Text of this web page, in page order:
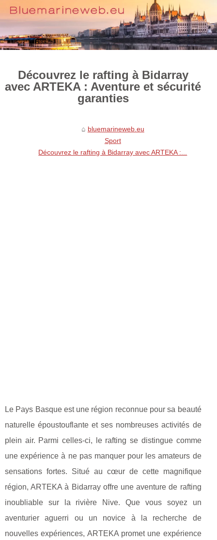
Découvrez le rafting à Bidarray
avec ARTEKA : Aventure et sécurité
garanties
bluemarineweb.eu
Sport
Découvrez le rafting à Bidarray avec ARTEKA :...
Le Pays Basque est une région reconnue pour sa beauté
naturelle époustouflante et ses nombreuses activités de
plein air. Parmi celles-ci, le rafting se distingue comme
une expérience à ne pas manquer pour les amateurs de
sensations fortes. Situé au cœur de cette magnifique
région, ARTEKA à Bidarray offre une aventure de rafting
inoubliable sur la rivière Nive. Que vous soyez un
aventurier aguerri ou un novice à la recherche de
nouvelles expériences, ARTEKA promet une expérience